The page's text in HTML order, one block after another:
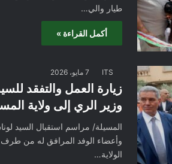
طيار والي…
أكمل القراءة »
ITS 7 مايو، 2026
زيارة العمل والتفقد
وزير الري إلى ولاية
المسيلة/ مراسم استقبال السيد
وأعضاء الوفد المرافق له من طرف
الولاية…